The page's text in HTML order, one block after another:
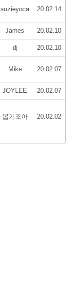
suzieyoca 20.02.14
James 20.02.10
dj 20.02.10
Mike 20.02.07
JOYLEE 20.02.07
뽑기조아 20.02.02